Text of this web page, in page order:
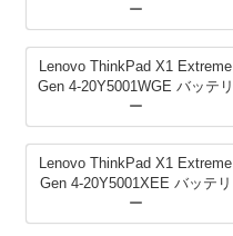
ー
Lenovo ThinkPad X1 Extreme
Gen 4-20Y5001WGE バッテリ
ー
Lenovo ThinkPad X1 Extreme
Gen 4-20Y5001XEE バッテリ
ー